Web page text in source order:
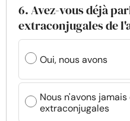
6. Avez-vous déjà
extraconjugales de
Oui, nous avons
Nous n'avons
extraconjugales